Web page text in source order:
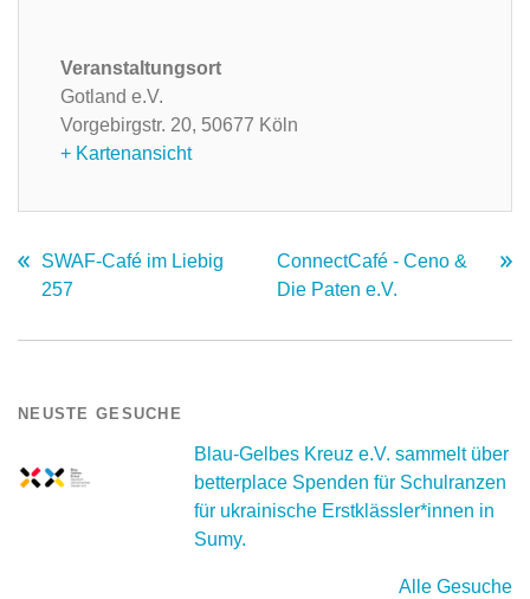
Veranstaltungsort
Gotland e.V.
Vorgebirgstr. 20, 50677 Köln
+ Kartenansicht
SWAF-Café im Liebig
257
ConnectCafé - Ceno &
Die Paten e.V.
NEUSTE GESUCHE
Blau-Gelbes Kreuz e.V. sammelt über
betterplace Spenden für Schulranzen
für ukrainische Erstklässler*innen in
Sumy.
Alle Gesuche